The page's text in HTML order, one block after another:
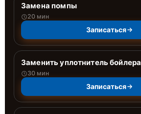
Замена помпы
20 мин
Записаться
Заменить уплотнитель бойлера
30 мин
Записаться